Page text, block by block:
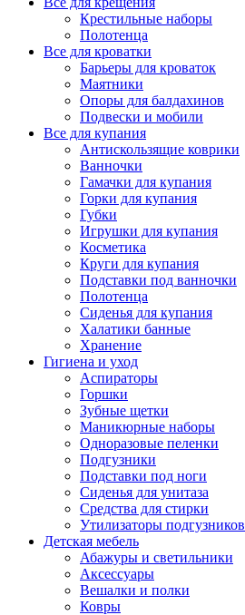
Крестильные наборы
Полотенца
Все для кроватки
Барьеры для кроваток
Маятники
Опоры для балдахинов
Подвески и мобили
Все для купания
Антискользящие коврики
Ванночки
Гамачки для купания
Горки для купания
Губки
Игрушки для купания
Косметика
Круги для купания
Подставки под ванночки
Полотенца
Сиденья для купания
Халатики банные
Хранение
Гигиена и уход
Аспираторы
Горшки
Зубные щетки
Маникюрные наборы
Одноразовые пеленки
Подгузники
Подставки под ноги
Сиденья для унитаза
Средства для стирки
Утилизаторы подгузников
Детская мебель
Абажуры и светильники
Аксессуары
Вешалки и полки
Ковры